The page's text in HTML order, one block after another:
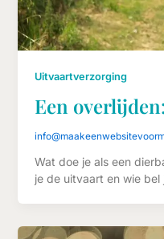
Uitvaartverzorging
Een
Wat doe je als een
je de uitvaart en wie